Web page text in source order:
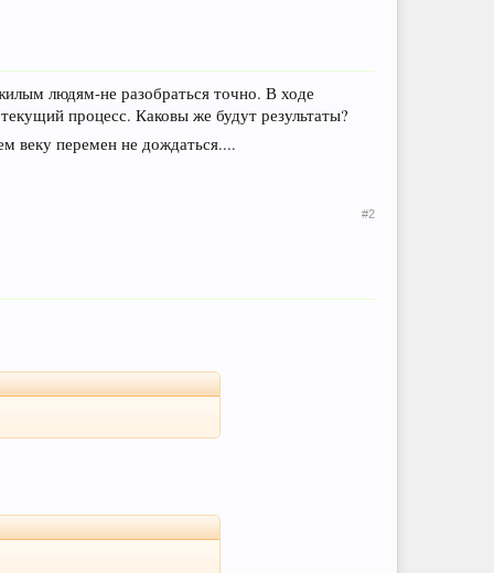
людям-не разобраться точно. В ходе
процесс. Каковы же будут результаты?
веку перемен не дождаться....
#2